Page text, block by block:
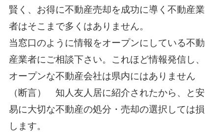
賢く、お得に不動産売却を成功に導く不動産業
者はそこまで多くはありません。
当窓口のように情報をオープンにしている不動
産業者にご相談下さい。これほど情報発信し、
オープンな不動産会社は県内にはありません
（断言） 知人友人居に紹介されたから、と安
易に大切な不動産の処分・売却の選択しては損
します。